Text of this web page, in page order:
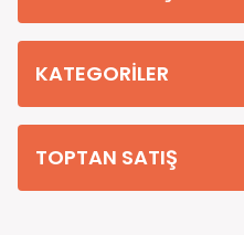
teslim edilmektedir. (kırsal köy
KATEGORİLER
TOPTAN SATIŞ